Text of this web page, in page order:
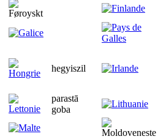
hegyiszil
parastā
goba